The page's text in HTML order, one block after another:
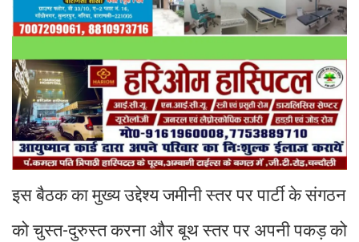
इस बैठक का मुख्य उद्देश्य जमीनी स्तर पर पार्टी के संगठन
को चुस्त-दुरुस्त करना और बूथ स्तर पर अपनी पकड़ को